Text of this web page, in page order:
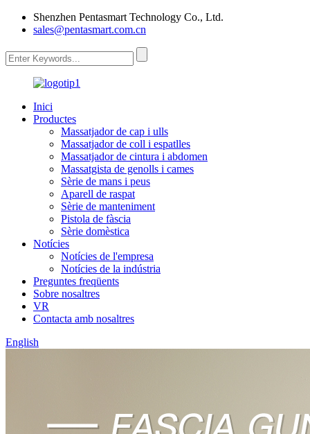
Shenzhen Pentasmart Technology Co., Ltd.
sales@pentasmart.com.cn
Inici
Productes
Massatjador de cap i ulls
Massatjador de coll i espatlles
Massatjador de cintura i abdomen
Massatgista de genolls i cames
Sèrie de mans i peus
Aparell de raspat
Sèrie de manteniment
Pistola de fàscia
Sèrie domèstica
Notícies
Notícies de l'empresa
Notícies de la indústria
Preguntes freqüents
Sobre nosaltres
VR
Contacta amb nosaltres
English